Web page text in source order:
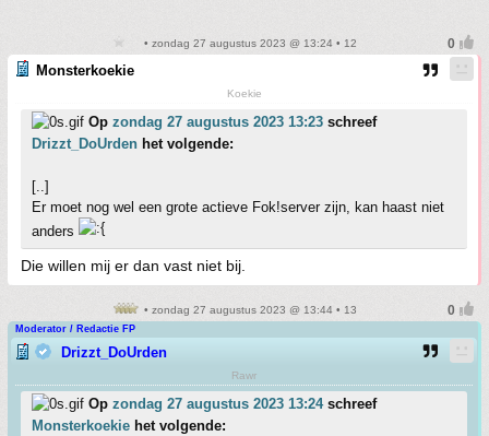
• zondag 27 augustus 2023 @ 13:24 • 12
Monsterkoekie
Koekie
Op zondag 27 augustus 2023 13:23 schreef
Drizzt_DoUrden het volgende:
[..]
Er moet nog wel een grote actieve Fok!server zijn, kan haast niet
anders
Die willen mij er dan vast niet bij.
• zondag 27 augustus 2023 @ 13:44 • 13
Moderator / Redactie FP
Drizzt_DoUrden
Rawr
Op zondag 27 augustus 2023 13:24schreef
Monsterkoekie het volgende: